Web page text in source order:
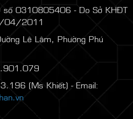
nhận thông tin sự
MẠI DỊCH VỤ KT PHÚC